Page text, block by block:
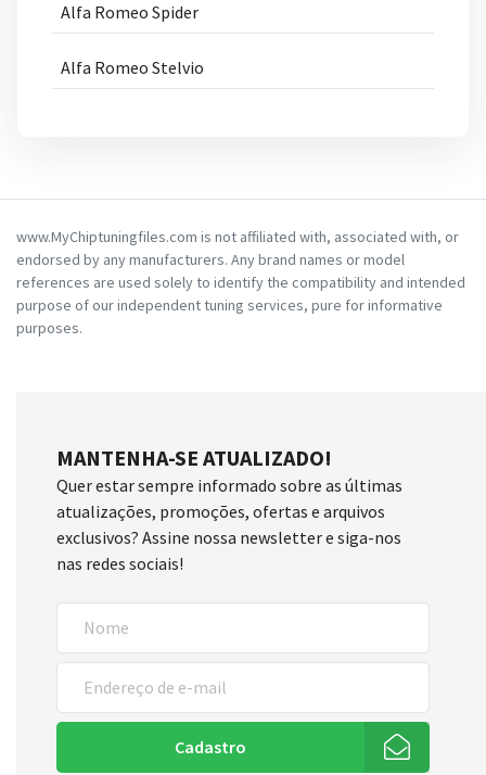
Alfa Romeo Spider
Alfa Romeo Stelvio
www.MyChiptuningfiles.com is not affiliated with, associated with, or
endorsed by any manufacturers. Any brand names or model
references are used solely to identify the compatibility and intended
purpose of our independent tuning services, pure for informative
purposes.
MANTENHA-SE ATUALIZADO!
Quer estar sempre informado sobre as últimas
atualizações, promoções, ofertas e arquivos
exclusivos? Assine nossa newsletter e siga-nos
nas redes sociais!
Cadastro